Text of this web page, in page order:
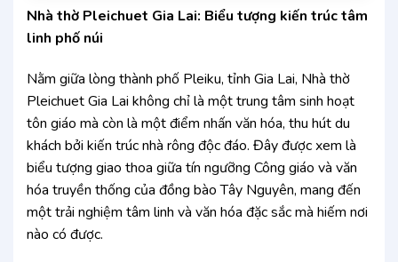
Nhà thờ Pleichuet Gia Lai: Biểu tượng kiến trúc tâm
linh phố núi
Nằm giữa lòng thành phố Pleiku, tỉnh Gia Lai, Nhà thờ
Pleichuet Gia Lai không chỉ là một trung tâm sinh hoạt
tôn giáo mà còn là một điểm nhấn văn hóa, thu hút du
khách bởi kiến trúc nhà rông độc đáo. Đây được xem là
biểu tượng giao thoa giữa tín ngưỡng Công giáo và văn
hóa truyền thống của đồng bào Tây Nguyên, mang đến
một trải nghiệm tâm linh và văn hóa đặc sắc mà hiếm nơi
nào có được.